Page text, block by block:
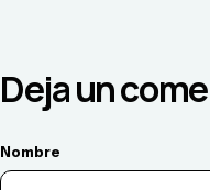
Deja un
Nombre